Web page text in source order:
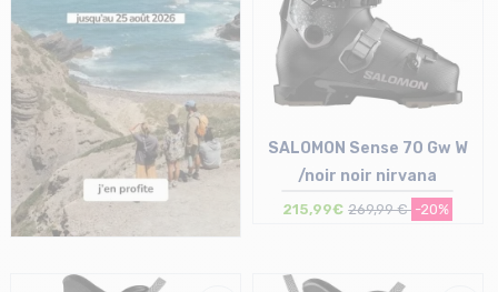
25/25.5 cm | 26/26.5 cm
SALOMON Sense 70 Gw W
/noir noir nirvana
215,99€ 269,99 € -20%